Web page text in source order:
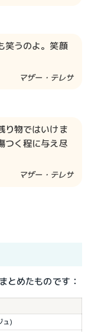
笑うのよ。笑顔
マザー・テレサ
り物ではいけま
つく程に与え尽
マザー・テレサ
とめたものです：
ュ)